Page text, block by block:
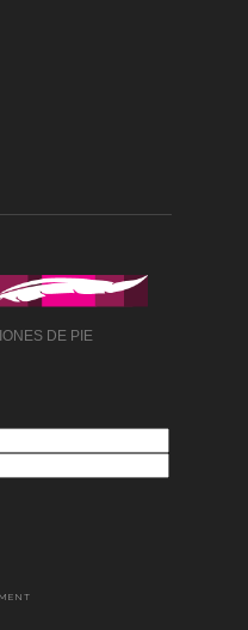
DE PIE